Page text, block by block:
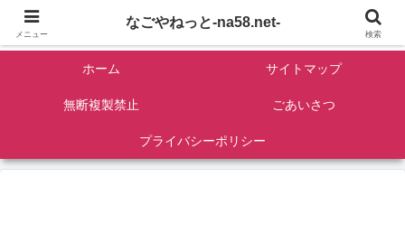
名古屋を中心に全国観光名所紹介/バンコンDIY/ゴロマル・よっちゃん夫婦のド
ホーム サイトマップ
無断複製禁止 ごあいさつ
プライバシーポリシー
メニュー
なごやねっと-na58.net-
検索